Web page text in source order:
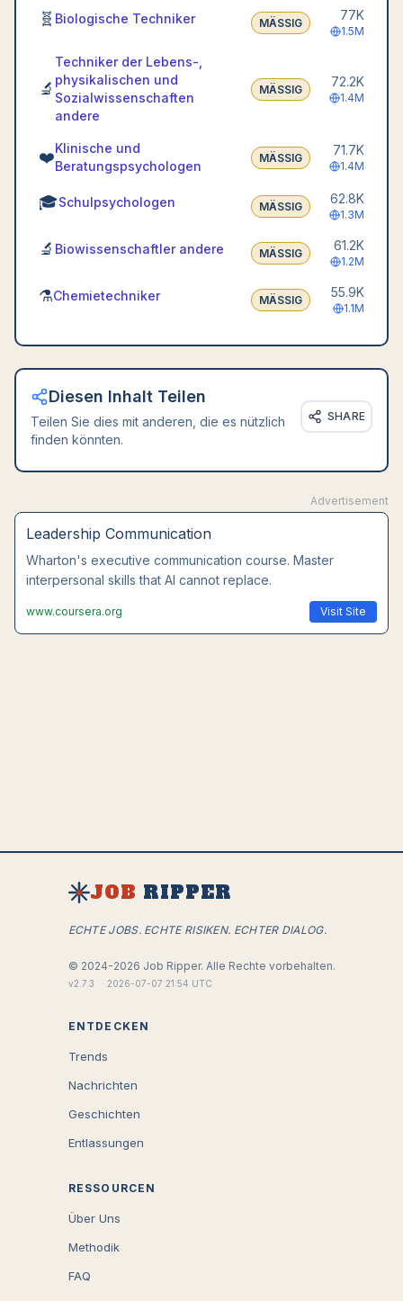
🧬 Biologische Techniker MÄSSIG
77K
1.5M
🔬
Techniker der Lebens-,
physikalischen und
Sozialwissenschaften
andere
MÄSSIG
72.2K
1.4M
❤️Klinische und
Beratungspsychologen
MÄSSIG
71.7K
1.4M
🎓Schulpsychologen MÄSSIG
62.8K
1.3M
🔬 Biowissenschaftler andere MÄSSIG
61.2K
1.2M
⚗️Chemietechniker MÄSSIG
55.9K
1.1M
Diesen Inhalt Teilen
Teilen Sie dies mit anderen, die es nützlich
finden könnten.
SHARE
Advertisement
Leadership Communication
Wharton's executive communication course. Master
interpersonal skills that AI cannot replace.
www.coursera.org Visit Site
JOB RIPPER
ECHTE JOBS. ECHTE RISIKEN. ECHTER DIALOG.
© 2024-2026 Job Ripper. Alle Rechte vorbehalten.
v2.7.3 · 2026-07-07 21:54 UTC
ENTDECKEN
Trends
Nachrichten
Geschichten
Entlassungen
RESSOURCEN
Über Uns
Methodik
FAQ